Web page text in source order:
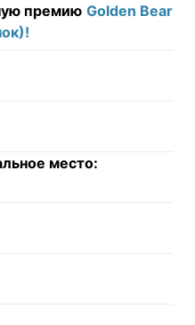
премию Golden Bear
место: